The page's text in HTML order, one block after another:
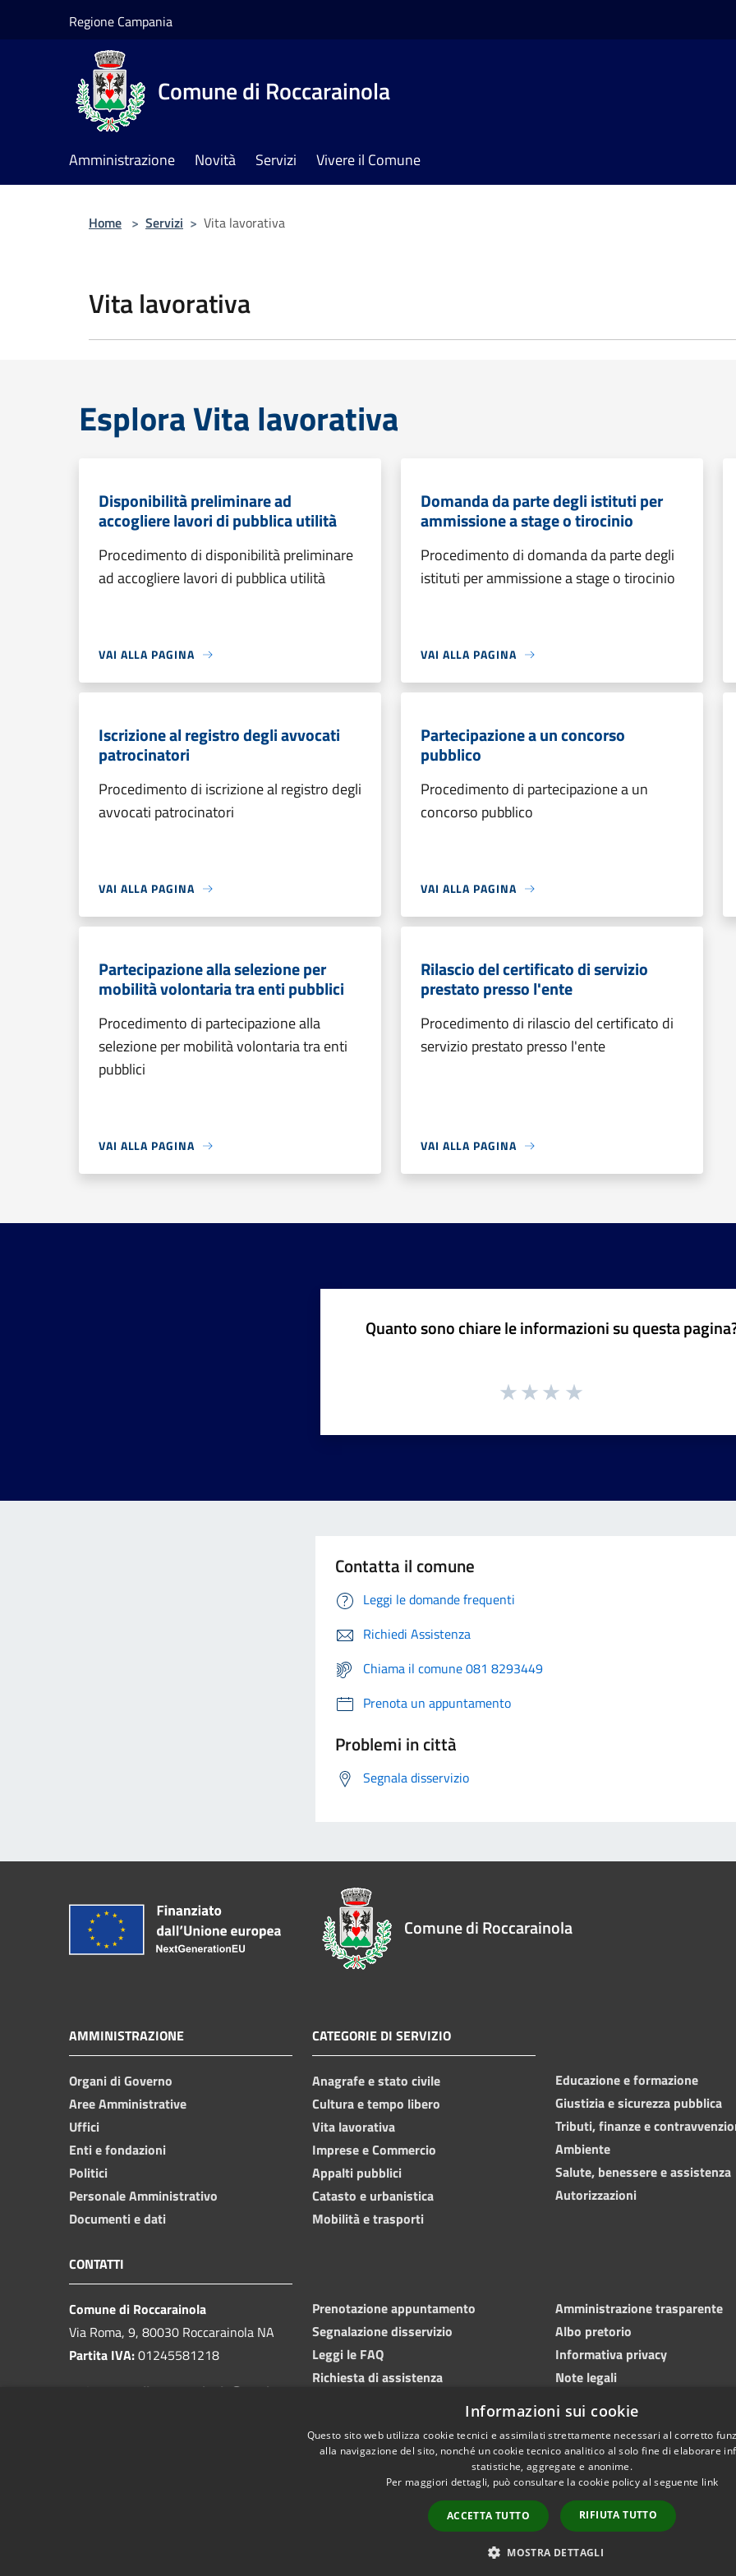
Regione Campania
Comune di Roccarainola
Amministrazione Novità Servizi Vivere il Comune
Home > Servizi > Vita lavorativa
Vita lavorativa
Esplora Vita lavorativa
Disponibilità preliminare ad
accogliere lavori di pubblica utilità
Procedimento di disponibilità preliminare
ad accogliere lavori di pubblica utilità
VAI ALLA PAGINA
Domanda da parte degli istituti per
ammissione a stage o tirocinio
Procedimento di domanda da parte degli
istituti per ammissione a stage o tirocinio
VAI ALLA PAGINA
Iscrizione al registro degli avvocati
patrocinatori
Procedimento di iscrizione al registro degli
avvocati patrocinatori
VAI ALLA PAGINA
Partecipazione a un concorso
pubblico
Procedimento di partecipazione a un
concorso pubblico
VAI ALLA PAGINA
Partecipazione alla selezione per
mobilità volontaria tra enti pubblici
Procedimento di partecipazione alla
selezione per mobilità volontaria tra enti
pubblici
VAI ALLA PAGINA
Rilascio del certificato di servizio
prestato presso l'ente
Procedimento di rilascio del certificato di
servizio prestato presso l'ente
VAI ALLA PAGINA
Quanto sono chiare le informazioni su questa
Contatta il comune
Leggi le domande frequenti
Richiedi Assistenza
Chiama il comune 081 8293449
Prenota un appuntamento
Problemi in città
Segnala disservizio
Comune di Roccarainola
AMMINISTRAZIONE
Organi di Governo
Aree Amministrative
Uffici
Enti e fondazioni
Politici
Personale Amministrativo
Documenti e dati
CATEGORIE DI SERVIZIO
Anagrafe e stato civile
Cultura e tempo libero
Vita lavorativa
Imprese e Commercio
Appalti pubblici
Catasto e urbanistica
Mobilità e trasporti
Educazione e formazione
Giustizia e sicurezza pubblica
Tributi, finanze e
Ambiente
Salute, benessere e assistenza
Autorizzazioni
CONTATTI
Comune di Roccarainola
Via Roma, 9, 80030 Roccarainola NA
Partita IVA:01245581218
protocollo.roccarainola@pec.it
Prenotazione appuntamento
Segnalazione disservizio
Leggi le FAQ
Richiesta di assistenza
Amministrazione trasparente
Albo pretorio
Informativa privacy
Note legali
Webmail
Informazioni sui cookie
Questo sito web utilizza cookie tecnici e assimilati strettamente necessari al corretto
alla navigazione del sito, nonché un cookie tecnico analitico al solo fine di elaborare
statistiche, aggregate e anonime.
Per maggiori dettagli, può consultare la cookie policy al seguente link
ACCETTA TUTTO RIFIUTA TUTTO
MOSTRA DETTAGLI